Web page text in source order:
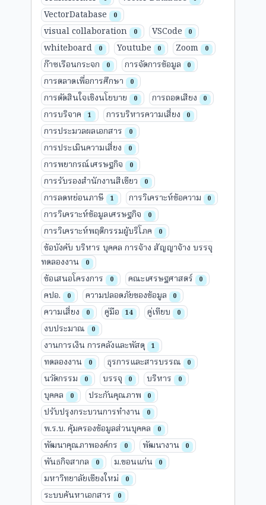
VectorDatabase 0
visual collaboration 0 VSCode 0
whiteboard 0 Youtube 0 Zoom 0
ก๊าซเรือนกระจก 0 การจัดการข้อมูล 0
การตลาดเพื่อการศึกษา 0
การตัดสินใจเชิงนโยบาย 0 การถอดเสียง 0
การบริจาค 1 การบริหารความเสี่ยง 0
การประมวลผลเอกสาร 0
การประเมินความเสี่ยง 0
การพยากรณ์เศรษฐกิจ 0
การรับรองสำนักงานสีเขียว 0
การลดหย่อนภาษี 1 การวิเคราะห์ข้อความ 0
การวิเคราะห์ข้อมูลเศรษฐกิจ 0
การวิเคราะห์พฤติกรรมผู้บริโภค 0
ข้อบังคับ บริหาร บุคคล การจ้าง สัญญาจ้าง บรรจุ
ทดลองงาน
0
ข้อเสนอโครงการ 0 คณะเศรษฐศาสตร์ 0
คปอ. 0 ความปลอดภัยของข้อมูล 0
ความเสี่ยง 0 คู่มือ 14 คู่เทียบ 0
งบประมาณ 0
งานการเงิน การคลังและพัสดุ 1
ทดลองงาน 0 ธุรการและสารบรรณ 0
นวัตกรรม 0 บรรจุ 0 บริหาร 0
บุคคล 0 ประกันคุณภาพ 0
ปรับปรุงกระบวนการทำงาน 0
พ.ร.บ. คุ้มครองข้อมูลส่วนบุคคล 0
พัฒนาคุณภาพองค์กร 0 พัฒนางาน 0
พันธกิจสากล 0 ม.ขอนแก่น 0
มหาวิทยาลัยเชียงใหม่ 0
ระบบค้นหาเอกสาร 0